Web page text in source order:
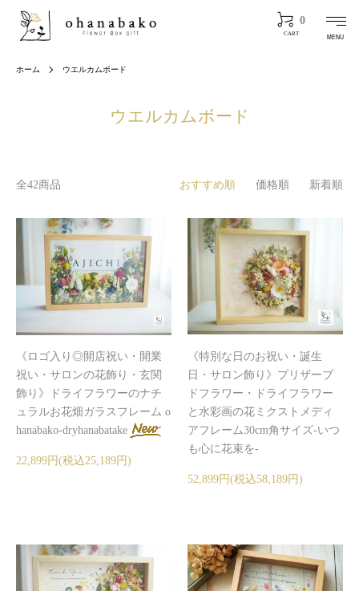
0
CART MENU
ホーム ウエルカムボード
ウエルカムボード
全42商品 おすすめ順 価格順 新着順
《ロゴ入り◎開店祝い・開業
祝い・サロンの花飾り・玄関
飾り》ドライフラワーのナチ
ュラルお花畑ガラスフレーム o
hanabako-dryhanabatake
22,899円(税込25,189円)
《特別な日のお祝い・誕生
日・サロン飾り》プリザーブ
ドフラワー・ドライフラワー
と水彩画の花ミクストメディ
アフレーム30cm角サイズ-いつ
も心に花束を-
52,899円(税込58,189円)